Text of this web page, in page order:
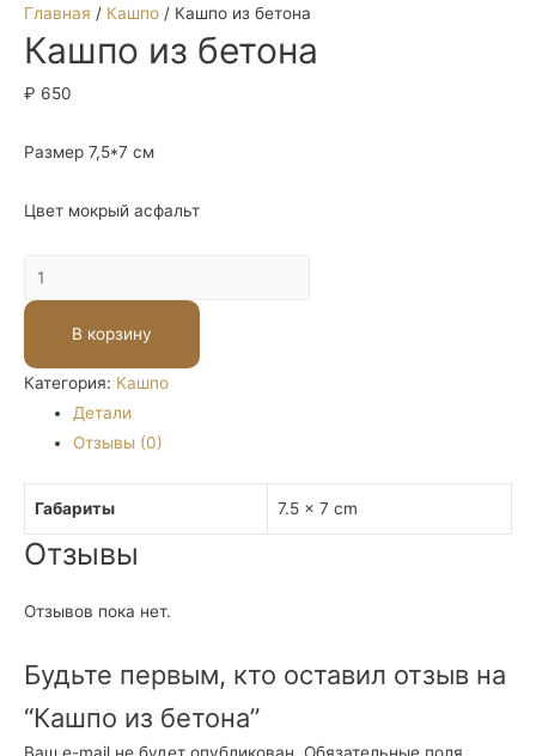
Главная / Кашпо / Кашпо из бетона
Кашпо из бетона
₽ 650
Размер 7,5*7 см
Цвет мокрый асфальт
Количество
Кашпо
бетона
В корзину
Категория: Кашпо
Детали
Отзывы (0)
Габариты 7.5 × 7 cm
Отзывы
Отзывов пока нет.
Будьте первым, кто оставил отзыв на
“Кашпо из бетона”